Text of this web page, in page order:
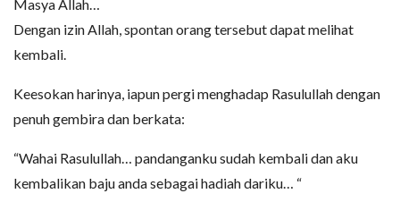
Masya Allah…
Dengan izin Allah, spontan orang tersebut dapat melihat
kembali.
Keesokan harinya, iapun pergi menghadap Rasulullah dengan
penuh gembira dan berkata:
“Wahai Rasulullah… pandanganku sudah kembali dan aku
kembalikan baju anda sebagai hadiah dariku… “